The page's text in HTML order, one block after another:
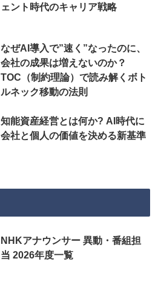
ェント時代のキャリア戦略
なぜAI導入で”速く”なったのに、
会社の成果は増えないのか？
TOC（制約理論）で読み解くボト
ルネック移動の法則
知能資産経営とは何か? AI時代に
会社と個人の価値を決める新基準
NHKアナウンサー 異動・番組担
当 2026年度一覧